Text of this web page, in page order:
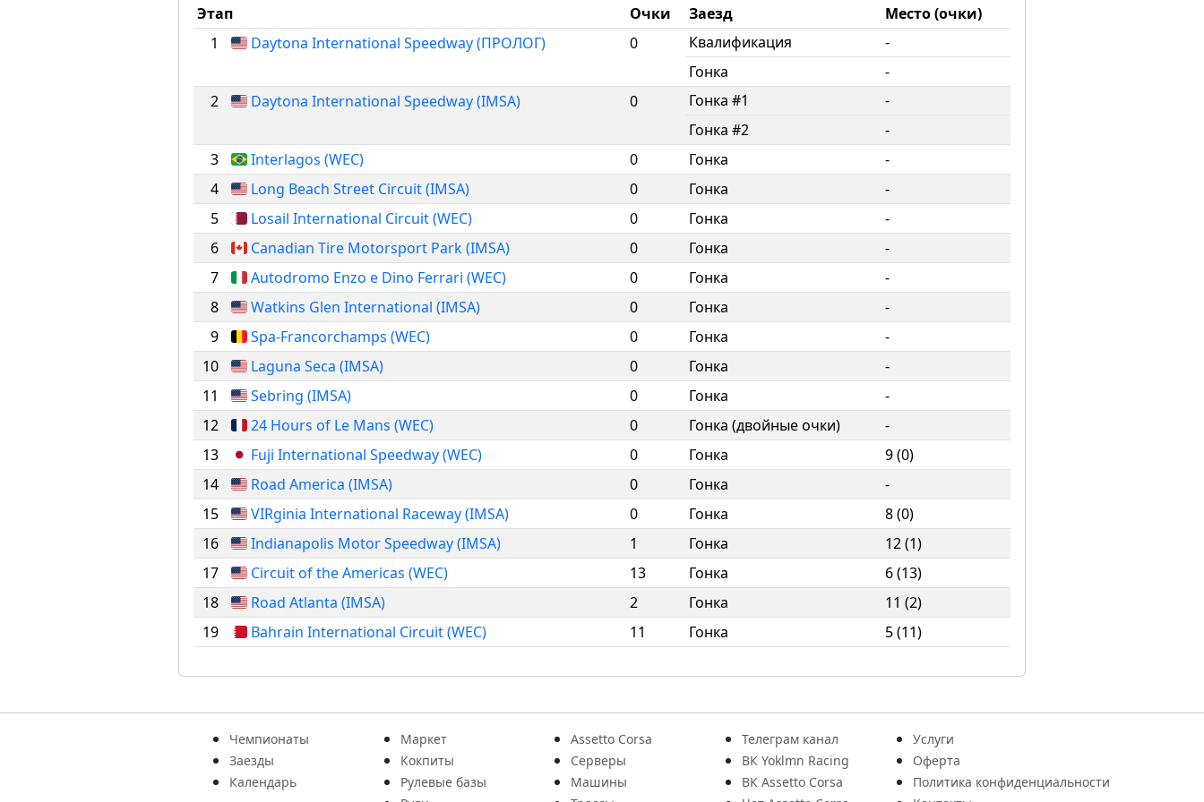
Этап Очки Заезд
Место (очки)
1
Daytona International Speedway (ПРОЛОГ) 0 Квалификация
-
Гонка
-
2
Daytona International Speedway (IMSA) 0 Гонка #1
-
Гонка #2
-
3
Interlagos (WEC) 0 Гонка
-
4
Long Beach Street Circuit (IMSA) 0 Гонка
-
5
Losail International Circuit (WEC) 0 Гонка
-
6
Canadian Tire Motorsport Park (IMSA) 0 Гонка
-
7
Autodromo Enzo e Dino Ferrari (WEC) 0 Гонка
-
8
Watkins Glen International (IMSA) 0 Гонка
-
9
Spa-Francorchamps (WEC) 0 Гонка
-
10
Laguna Seca (IMSA) 0 Гонка
-
11
Sebring (IMSA) 0 Гонка
-
12
24 Hours of Le Mans (WEC) 0 Гонка (двойные очки)
-
13
Fuji International Speedway (WEC) 0 Гонка
9 (0)
14
Road America (IMSA) 0 Гонка
-
15
VIRginia International Raceway (IMSA) 0 Гонка
8 (0)
16
Indianapolis Motor Speedway (IMSA) 1 Гонка
12 (1)
17
Circuit of the Americas (WEC) 13 Гонка
6 (13)
18
Road Atlanta (IMSA) 2 Гонка
11 (2)
19
Bahrain International Circuit (WEC) 11 Гонка 5 (11)
Чемпионаты
Заезды
Календарь
Маркет
Кокпиты
Рулевые базы
Assetto Corsa
Серверы
Машины
Телеграм канал
ВК Yoklmn Racing
ВК Assetto Corsa
Услуги
Оферта
Политика конфиденциальности